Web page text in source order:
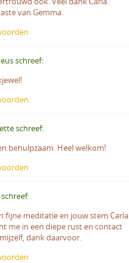
van Gemma.
schreef:
schreef:
behulpzaam. Heel welkom!
fijne meditatie en jouw stem Carla
me in een diepe rust en contact
dank daarvoor.